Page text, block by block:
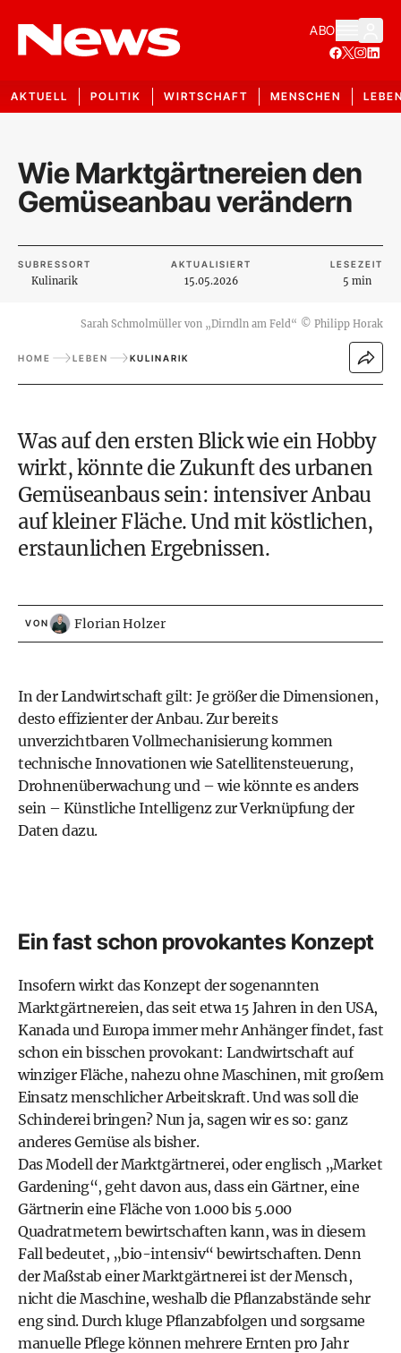
ABO
AKTUELL POLITIK WIRTSCHAFT MENSCHEN
Wie Marktgärtnereien den
Gemüseanbau verändern
SUBRESSORT
Kulinarik
AKTUALISIERT
15.05.2026
LESEZEIT
5 min
Sarah Schmolmüller von „Dirndln am Feld“ © Philipp Horak
HOME LEBEN KULINARIK
Was auf den ersten Blick wie ein Hobby
wirkt, könnte die Zukunft des urbanen
Gemüseanbaus sein: intensiver Anbau
auf kleiner Fläche. Und mit köstlichen,
erstaunlichen Ergebnissen.
VON Florian Holzer
In der Landwirtschaft gilt: Je größer die Dimensionen,
desto effizienter der Anbau. Zur bereits
unverzichtbaren Vollmechanisierung kommen
technische Innovationen wie Satellitensteuerung,
Drohnenüberwachung und – wie könnte es anders
sein – Künstliche Intelligenz zur Verknüpfung der
Daten dazu.
Ein fast schon provokantes Konzept
Insofern wirkt das Konzept der sogenannten
Marktgärtnereien, das seit etwa 15 Jahren in den USA,
Kanada und Europa immer mehr Anhänger findet, fast
schon ein bisschen provokant: Landwirtschaft auf
winziger Fläche, nahezu ohne Maschinen, mit großem
Einsatz menschlicher Arbeitskraft. Und was soll die
Schinderei bringen? Nun ja, sagen wir es so: ganz
anderes Gemüse als bisher.
Das Modell der Marktgärtnerei, oder englisch „Market
Gardening“, geht davon aus, dass ein Gärtner, eine
Gärtnerin eine Fläche von 1.000 bis 5.000
Quadratmetern bewirtschaften kann, was in diesem
Fall bedeutet, „bio-intensiv“ bewirtschaften. Denn
der Maßstab einer Marktgärtnerei ist der Mensch,
nicht die Maschine, weshalb die Pflanzabstände sehr
eng sind. Durch kluge Pflanzabfolgen und sorgsame
manuelle Pflege können mehrere Ernten pro Jahr